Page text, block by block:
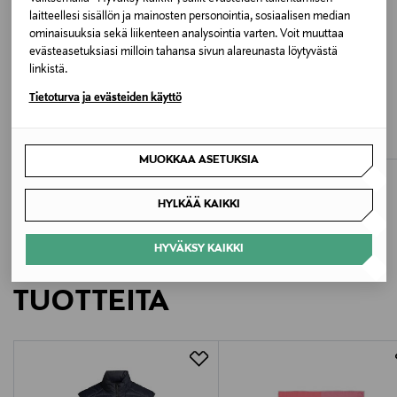
laitteellesi sisällön ja mainosten personointia, sosiaalisen median
ominaisuuksia sekä liikenteen analysointia varten. Voit muuttaa
evästeasetuksiasi milloin tahansa sivun alareunasta löytyvästä
linkistä.
Tietoturva ja evästeiden käyttö
MUOKKAA ASETUKSIA
HYLKÄÄ KAIKKI
HYVÄKSY KAIKKI
Väri
0VY BRIGHTWHT/HVNLYIRIS/FRENCHVANILLA
Valmistusmaa
Valmistajan tuotenumero
Danzigerkade 165, 1013 AP Amsterdam, Netherlands
Digitaalinen osoite
CALVIN KLEIN KIDS
Original Price
39,90 €
Original Price
39,90 €
LISÄÄ KIINNOSTAVIA
TUOTTEITA